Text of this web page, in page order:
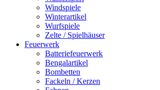
Windspiele
Winterartikel
Wurfspiele
Zelte / Spielhäuser
Feuerwerk
Batteriefeuerwerk
Bengalartikel
Bombetten
Fackeln / Kerzen